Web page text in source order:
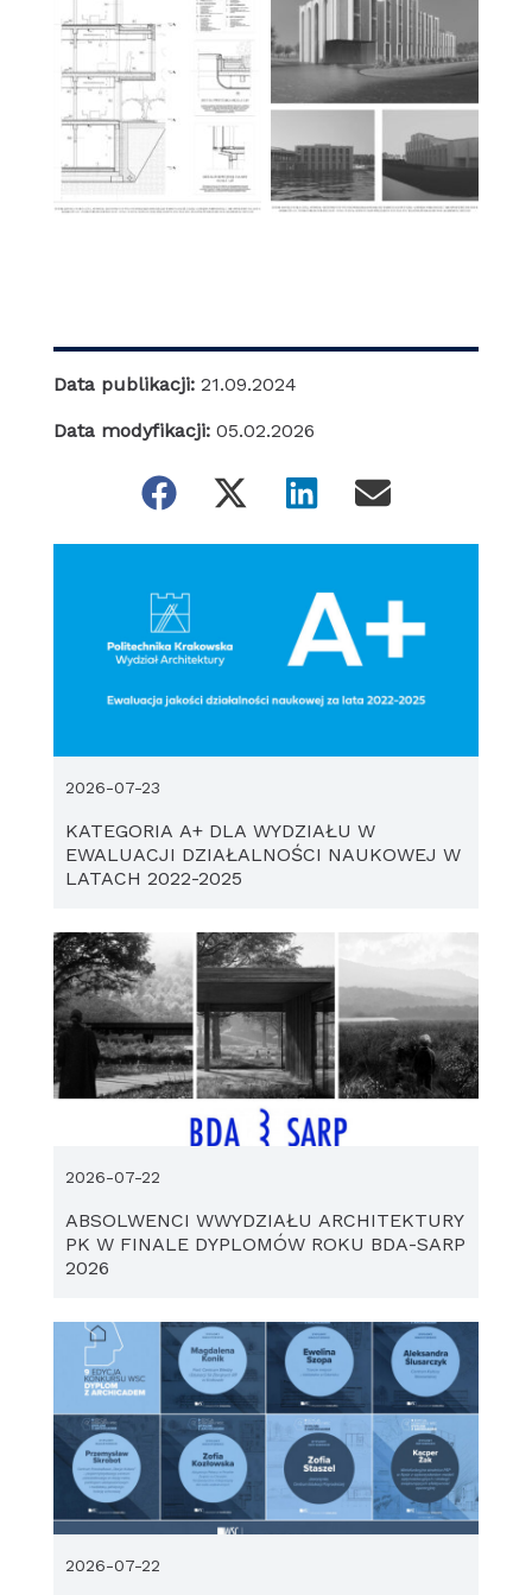
Data publikacji: 21.09.2024
Data modyfikacji: 05.02.2026
KATEGORIA A+ DLA WYDZIAŁU W
EWALUACJI DZIAŁALNOŚCI NAUKOWEJ W
LATACH 2022-2025
2026-07-23
ABSOLWENCI WWYDZIAŁU ARCHITEKTURY
PK W FINALE DYPLOMÓW ROKU BDA-SARP
2026
2026-07-22
2026-07-22